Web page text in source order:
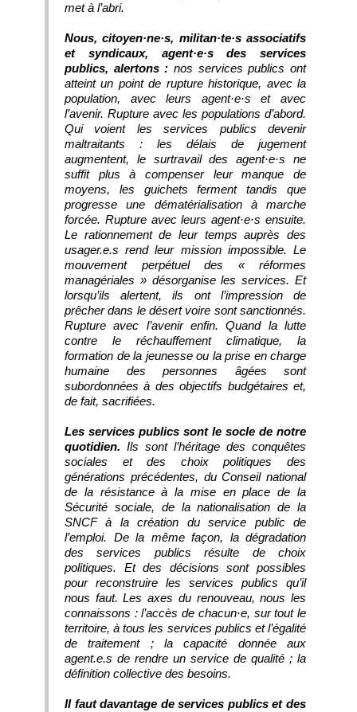
met à l’abri.
Nous, citoyen·ne·s, militan·te·s associatifs
et syndicaux, agent·e·s des services
publics, alertons : nos services publics ont
atteint un point de rupture historique, avec la
population, avec leurs agent·e·s et avec
l’avenir. Rupture avec les populations d’abord.
Qui voient les services publics devenir
maltraitants : les délais de jugement
augmentent, le surtravail des agent·e·s ne
suffit plus à compenser leur manque de
moyens, les guichets ferment tandis que
progresse une dématérialisation à marche
forcée. Rupture avec leurs agent·e·s ensuite.
Le rationnement de leur temps auprès des
usager.e.s rend leur mission impossible. Le
mouvement perpétuel des « réformes
managériales » désorganise les services. Et
lorsqu’ils alertent, ils ont l’impression de
prêcher dans le désert voire sont sanctionnés.
Rupture avec l’avenir enfin. Quand la lutte
contre le réchauffement climatique, la
formation de la jeunesse ou la prise en charge
humaine des personnes âgées sont
subordonnées à des objectifs budgétaires et,
de fait, sacrifiées.
Les services publics sont le socle de notre
quotidien. Ils sont l’héritage des conquêtes
sociales et des choix politiques des
générations précédentes, du Conseil national
de la résistance à la mise en place de la
Sécurité sociale, de la nationalisation de la
SNCF à la création du service public de
l’emploi. De la même façon, la dégradation
des services publics résulte de choix
politiques. Et des décisions sont possibles
pour reconstruire les services publics qu’il
nous faut. Les axes du renouveau, nous les
connaissons : l’accès de chacun·e, sur tout le
territoire, à tous les services publics et l’égalité
de traitement ; la capacité donnée aux
agent.e.s de rendre un service de qualité ; la
définition collective des besoins.
Il faut davantage de services publics et des